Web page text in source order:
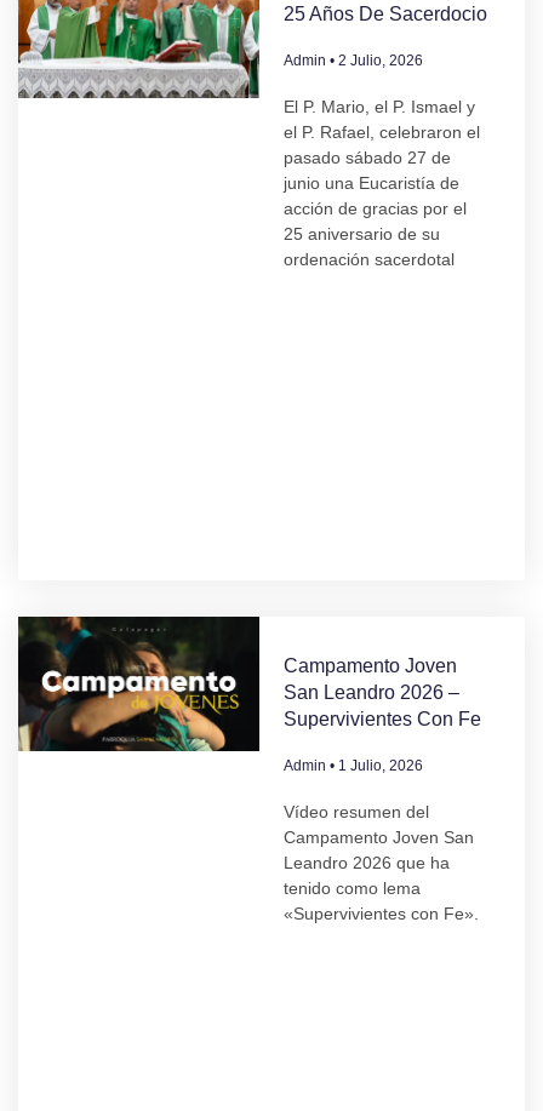
25 Años De Sacerdocio
Admin 2 Julio, 2026
El P. Mario, el P. Ismael y
el P. Rafael, celebraron el
pasado sábado 27 de
junio una Eucaristía de
acción de gracias por el
25 aniversario de su
ordenación sacerdotal
Campamento Joven
San Leandro 2026 –
Supervivientes Con Fe
Admin 1 Julio, 2026
Vídeo resumen del
Campamento Joven San
Leandro 2026 que ha
tenido como lema
«Supervivientes con Fe».